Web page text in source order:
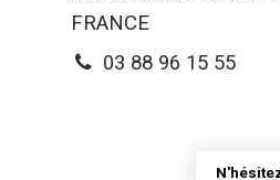
FRANCE
03 88 96 15 55